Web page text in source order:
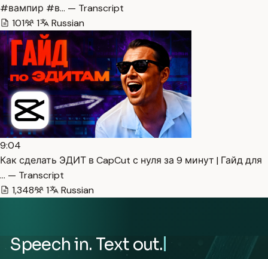
#вампир #в… — Transcript
101
1 Russian
9:04
Как сделать ЭДИТ в CapCut с нуля за 9 минут | Гайд для
… — Transcript
1,348
1 Russian
Speech in. Text out.